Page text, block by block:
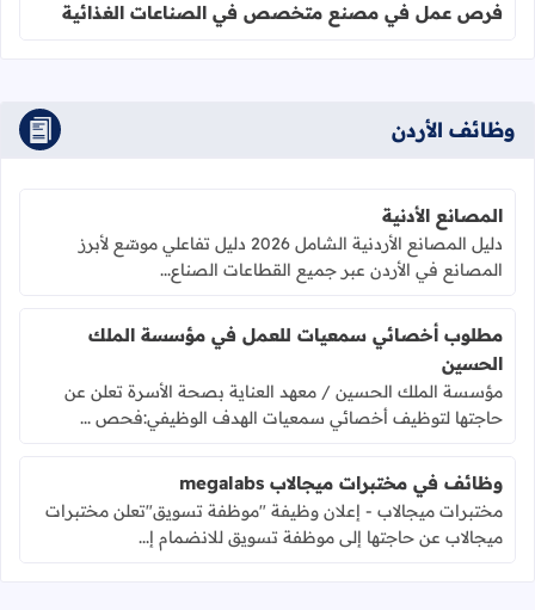
فرص عمل في مصنع متخصص في الصناعات الغذائية
وظائف الأردن
المصانع الأدنية
دليل المصانع الأردنية الشامل 2026 دليل تفاعلي موسّع لأبرز
المصانع في الأردن عبر جميع القطاعات الصناع...
مطلوب أخصائي سمعيات للعمل في مؤسسة الملك
الحسين
مؤسسة الملك الحسين / معهد العناية بصحة الأسرة تعلن عن
حاجتها لتوظيف أخصائي سمعيات الهدف الوظيفي:فحص ...
وظائف في مختبرات ميجالاب megalabs
مختبرات ميجالاب - إعلان وظيفة "موظفة تسويق"تعلن مختبرات
ميجالاب عن حاجتها إلى موظفة تسويق للانضمام إ...